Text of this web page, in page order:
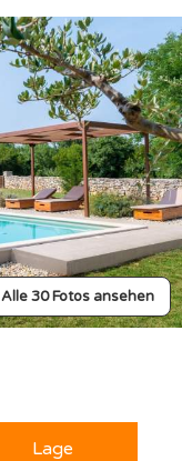
Alle 30 Fotos ansehen
Lage